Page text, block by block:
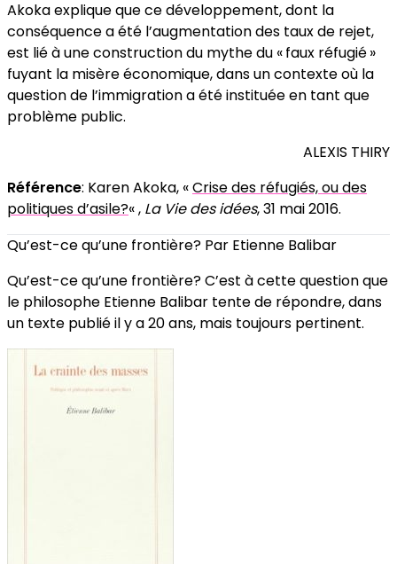
Akoka explique que ce développement, dont la
conséquence a été l’augmentation des taux de rejet,
est lié à une construction du mythe du « faux réfugié »
fuyant la misère économique, dans un contexte où la
question de l’immigration a été instituée en tant que
problème public.
ALEXIS THIRY
Référence: Karen Akoka, «Crise des réfugiés, ou des
politiques d’asile?« , La Vie des idées, 31 mai 2016.
Qu’est-ce qu’une frontière? Par Etienne Balibar
Qu’est-ce qu’une frontière? C’est à cette question que
le philosophe Etienne Balibar tente de répondre, dans
un texte publié il y a 20 ans, mais toujours pertinent.